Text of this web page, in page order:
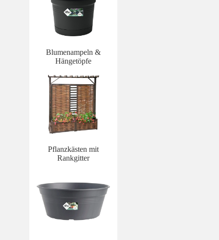
Blumenampeln &
Hängetöpfe
Pflanzkästen mit
Rankgitter